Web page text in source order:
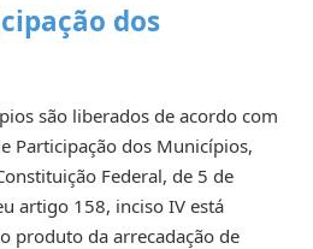
dos
são liberados de acordo com
Participação dos Municípios,
Federal, de 5 de
artigo 158, inciso IV está
produto da arrecadação de